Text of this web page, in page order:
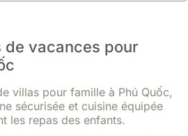
vacances pour
villas pour famille à Phú Quốc,
sécurisée et cuisine équipée
les repas des enfants.